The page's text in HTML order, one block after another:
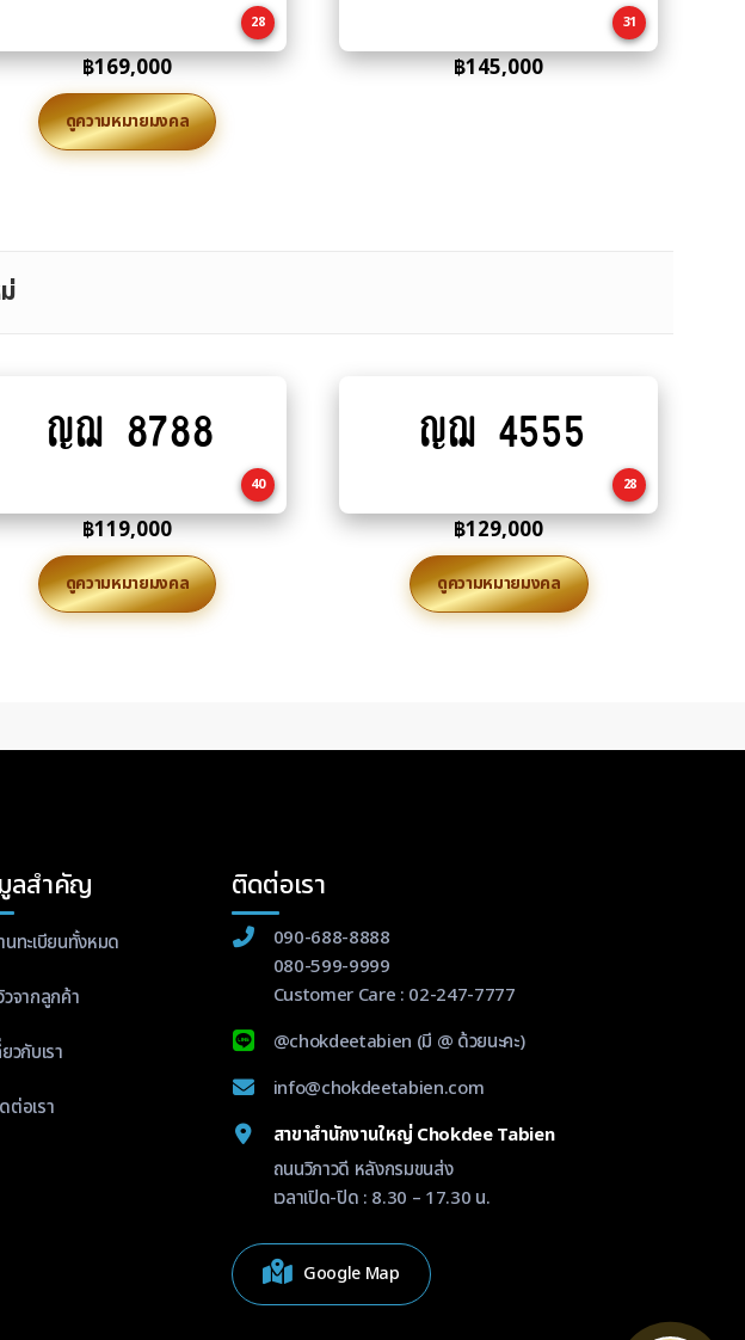
28
฿169,000
ดูความหมายมงคล
31
฿145,000
to
ญฌ 8788
40
฿119,000
ดูความหมายมงคล
to
ญฌ 4555
28
฿129,000
ดูความหมายมงคล
ลสำคัญ
นทะเบียนทั้งหมด
วจากลูกค้า
ยวกับเรา
ต่อเรา
ติดต่อเรา
090-688-8888
080-599-9999
Customer Care : 02-247-7777
@chokdeetabien (มี @ ด้วยนะคะ)
info@chokdeetabien.com
สาขาสำนักงานใหญ่ Chokdee Tabien
ถนนวิภาวดี หลังกรมขนส่ง
เวลาเปิด-ปิด : 8.30 – 17.30 น.
Google Map